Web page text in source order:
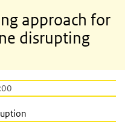
approach for
disrupting